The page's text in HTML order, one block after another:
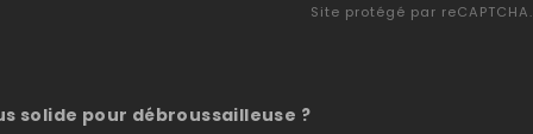
Site protégé par reCAPTCHA.
solide pour débroussailleuse ?